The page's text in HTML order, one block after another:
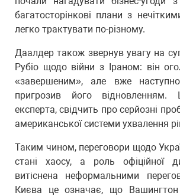
багатосторінкові плани з
легко трактувати по-різному.
Даалдер також звернув увагу на
Рубіо щодо війни з Іраном: він
«завершеним», але вже
пригрозив його
експерта, свідчить про серйозні
американської системи ухвалення
Таким чином, переговори щодо
стані хаосу, а роль офіційної
витіснена неформальними
Києва це означає, що